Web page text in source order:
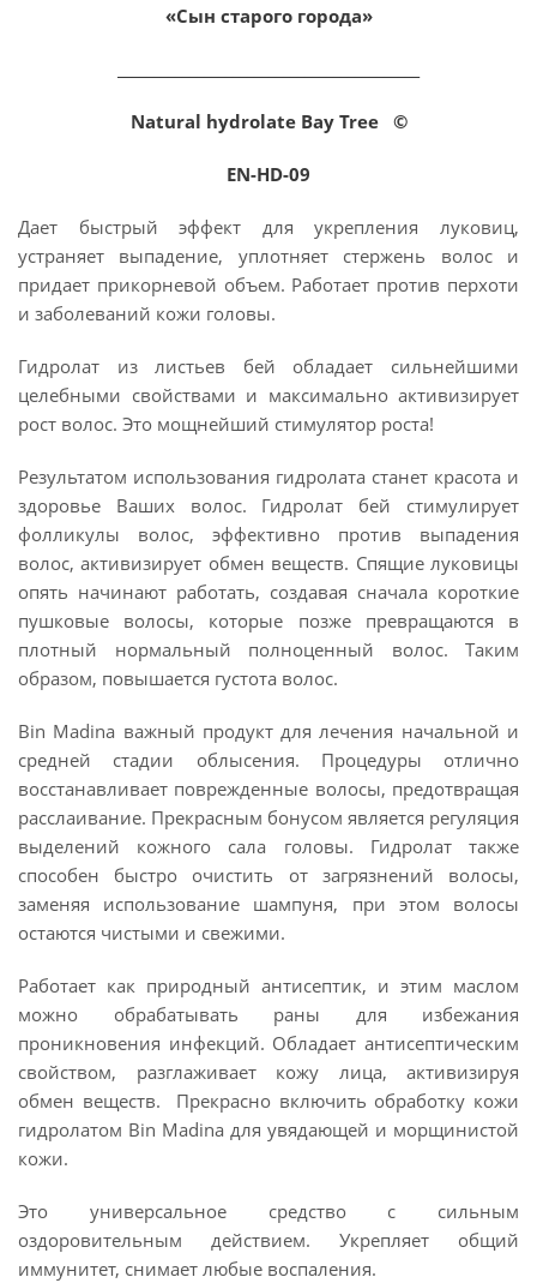
«Сын старого города»
Natural hydrolate Bay Tree ©
EN-HD-09
Дает быстрый эффект для укрепления луковиц,
устраняет выпадение, уплотняет стержень волос и
придает прикорневой объем. Работает против перхоти
и заболеваний кожи головы.
Гидролат из листьев бей обладает сильнейшими
целебными свойствами и максимально активизирует
рост волос. Это мощнейший стимулятор роста!
Результатом использования гидролата станет красота и
здоровье Ваших волос. Гидролат бей стимулирует
фолликулы волос, эффективно против выпадения
волос, активизирует обмен веществ. Спящие луковицы
опять начинают работать, создавая сначала короткие
пушковые волосы, которые позже превращаются в
плотный нормальный полноценный волос. Таким
образом, повышается густота волос.
Bin Madina важный продукт для лечения начальной и
средней стадии облысения. Процедуры отлично
восстанавливает поврежденные волосы, предотвращая
расслаивание. Прекрасным бонусом является регуляция
выделений кожного сала головы. Гидролат также
способен быстро очистить от загрязнений волосы,
заменяя использование шампуня, при этом волосы
остаются чистыми и свежими.
Работает как природный антисептик, и этим маслом
можно обрабатывать раны для избежания
проникновения инфекций. Обладает антисептическим
свойством, разглаживает кожу лица, активизируя
обмен веществ. Прекрасно включить обработку кожи
гидролатом Bin Madina для увядающей и морщинистой
кожи.
Это универсальное средство с сильным
оздоровительным действием. Укрепляет общий
иммунитет, снимает любые воспаления.